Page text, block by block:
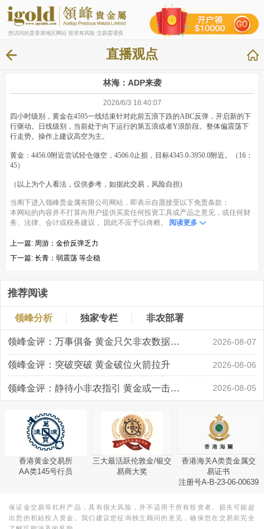
您访问的是香港地区网站 投资有风险 交易需谨慎
直播观点
林海：ADP来袭
2026/6/3 18:40:07
四小时级别，黄金在4595一线结束针对此前五浪下跌的ABC反弹，开启新的下
行驱动。日线级别，当前处于向下运行的第五浪或者Y浪阶段。整体偏震荡下
行走势。操作上建议高空为主。
黄金：4456.0附近尝试轻仓做空，4506.0止损，目标4345.0-3950.0附近。（16：
45）
（以上为个人看法，仅供参考，如据此交易，风险自担)
当阁下进入领峰贵金属有限公司网站，即表示自愿接受以下免责条款：
本网站的内容并不打算向用户提供买卖任何投资工具或产品之意见，或任何财
务、法律、会计或税务建议， 因此不应予以倚赖。
阅读更多
上一篇: 周游：金价反弹乏力
下一篇: 长青：弱震荡 等企稳
推荐阅读
领峰分析 独家专栏 非农部署
领峰金评：万事俱备 黄金只欠非农数据“东风” 2026-08-07
领峰金评：突破突破 黄金破位火箭拉升 2026-08-06
领峰金评：静待小非农指引 黄金或一击破局 2026-08-05
香港黄金交易所
AA类145号行员
三大最活跃伦敦金/银交
易商大奖
香港海关A类贵金属交
易证书
注册号A-B-23-06-00639
保证金交易等杠杆产品，具有很大风险，并不适用于所有投资者。损失可能超
出您的初始投入资金。我们建议您征询独立顾问的意见，确保您在交易前完全